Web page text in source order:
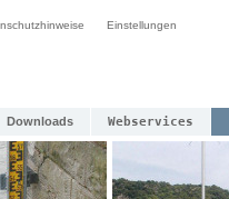
Einstellungen
Downloads Webservices